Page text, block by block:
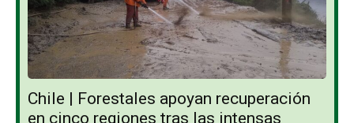
Chile | Forestales apoyan recuperación
en cinco regiones tras las intensas